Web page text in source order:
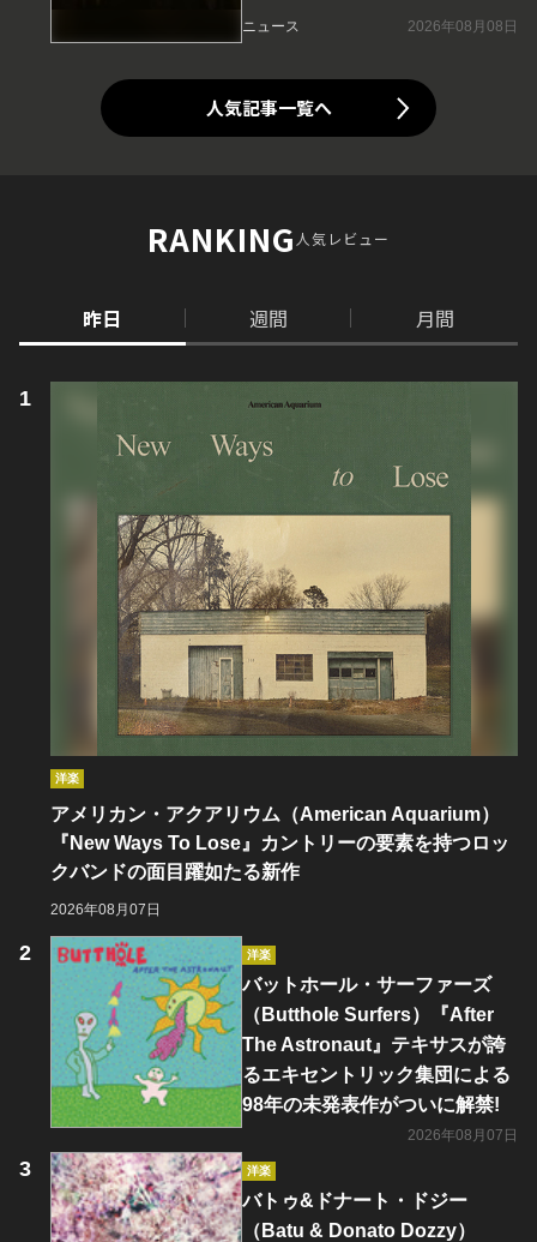
ニュース 2026年08月08日
人気記事一覧へ
RANKING人気レビュー
昨日 週間 月間
洋楽
アメリカン・アクアリウム（American Aquarium）
『New Ways To Lose』カントリーの要素を持つロッ
クバンドの面目躍如たる新作
2026年08月07日
洋楽
バットホール・サーファーズ
（Butthole Surfers）『After
The Astronaut』テキサスが誇
るエキセントリック集団による
98年の未発表作がついに解禁!
2026年08月07日
洋楽
バトゥ&ドナート・ドジー
（Batu & Donato Dozzy）